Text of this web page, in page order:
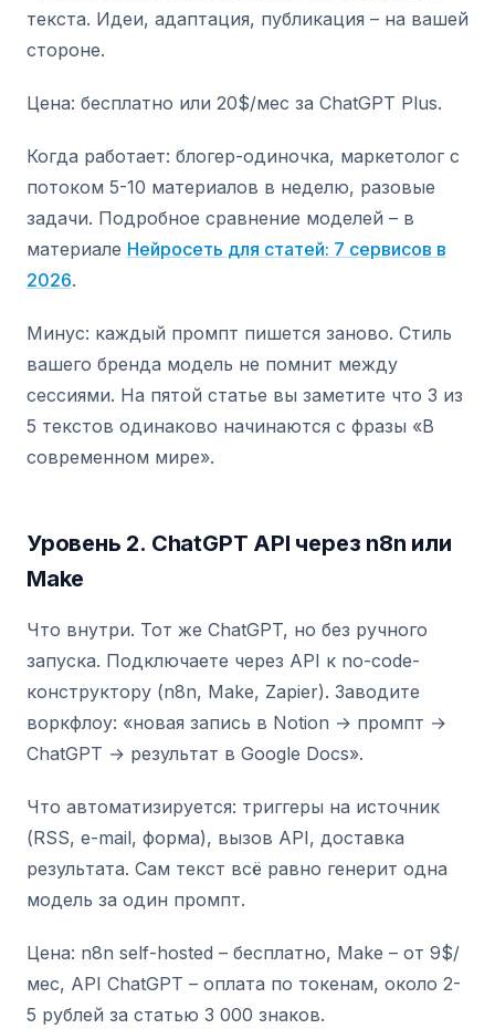
текста. Идеи, адаптация, публикация – на вашей
стороне.
Цена: бесплатно или 20$/мес за ChatGPT Plus.
Когда работает: блогер-одиночка, маркетолог с
потоком 5-10 материалов в неделю, разовые
задачи. Подробное сравнение моделей – в
материале Нейросеть для статей: 7 сервисов в
2026.
Минус: каждый промпт пишется заново. Стиль
вашего бренда модель не помнит между
сессиями. На пятой статье вы заметите что 3 из
5 текстов одинаково начинаются с фразы «В
современном мире».
Уровень 2. ChatGPT API через n8n или
Make
Что внутри. Тот же ChatGPT, но без ручного
запуска. Подключаете через API к no-code-
конструктору (n8n, Make, Zapier). Заводите
воркфлоу: «новая запись в Notion → промпт →
ChatGPT → результат в Google Docs».
Что автоматизируется: триггеры на источник
(RSS, e-mail, форма), вызов API, доставка
результата. Сам текст всё равно генерит одна
модель за один промпт.
Цена: n8n self-hosted – бесплатно, Make – от 9$/
мес, API ChatGPT – оплата по токенам, около 2-
5 рублей за статью 3 000 знаков.